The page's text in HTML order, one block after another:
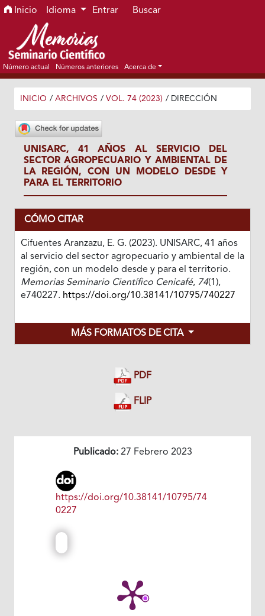
Ir al menú de navegación principal
Ir al contenido principal
Ir al pie de página del sitio
Inicio Idioma Entrar Buscar
Número actual Números anteriores Acerca de
INICIO / ARCHIVOS / VOL. 74 (2023) / DIRECCIÓN
UNISARC, 41 AÑOS AL SERVICIO DEL
SECTOR AGROPECUARIO Y AMBIENTAL DE
LA REGIÓN, CON UN MODELO DESDE Y
PARA EL TERRITORIO
CÓMO CITAR
Cifuentes Aranzazu, E. G. (2023). UNISARC, 41 años
al servicio del sector agropecuario y ambiental de la
región, con un modelo desde y para el territorio.
Memorias Seminario Científico Cenicafé, 74(1),
e740227. https://doi.org/10.38141/10795/740227
MÁS FORMATOS DE CITA
PDF
FLIP
Publicado:27 Febrero 2023
https://doi.org/10.38141/10795/74
0227